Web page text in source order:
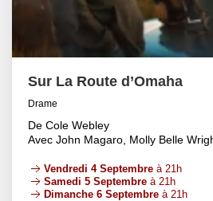
Sur La Route d’Omaha
Drame
De Cole Webley
Avec John Magaro, Molly Belle
Vendredi 4 Septembre à 21h
Samedi 5 Septembre à 21h
Dimanche 6 Septembre à 21h